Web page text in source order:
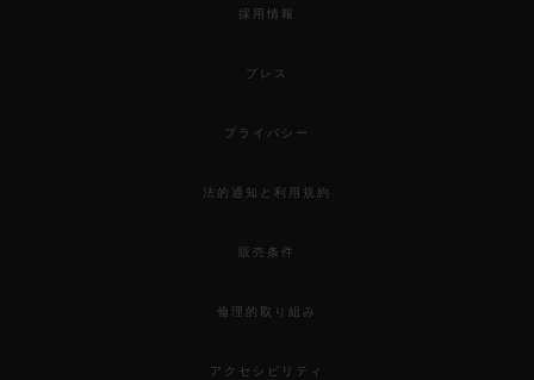
採用情報
プレス
プライバシー
法的通知と利用規約
販売条件
倫理的取り組み
アクセシビリティ